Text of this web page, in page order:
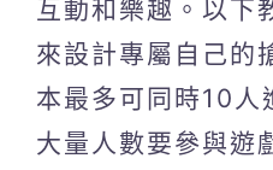
互動和樂趣。以
來設計專屬自己的
本最多可同時10人
大量人數要參與遊